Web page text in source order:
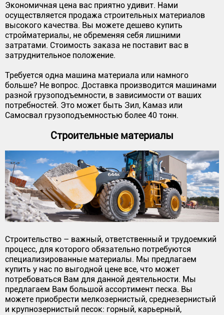
Экономичная цена вас приятно удивит. Нами
осуществляется продажа строительных материалов
высокого качества. Вы можете дешево купить
стройматериалы, не обременяя себя лишними
затратами. Стоимость заказа не поставит вас в
затруднительное положение.
Требуется одна машина материала или намного
больше? Не вопрос. Доставка производится машинами
разной грузоподъемности, в зависимости от ваших
потребностей. Это может быть Зил, Камаз или
Самосвал грузоподъемностью более 40 тонн.
Строительные материалы
Строительство – важный, ответственный и трудоемкий
процесс, для которого обязательно потребуются
специализированные материалы. Мы предлагаем
купить у нас по выгодной цене все, что может
потребоваться Вам для данной деятельности. Мы
предлагаем Вам большой ассортимент песка. Вы
можете приобрести мелкозернистый, среднезернистый
и крупнозернистый песок: горный, карьерный,